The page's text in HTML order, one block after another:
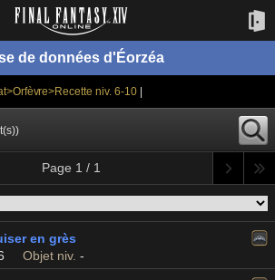
de données d'Éorzéa
niv. 6-10
Page 1 / 1
en grès
Objet niv. -